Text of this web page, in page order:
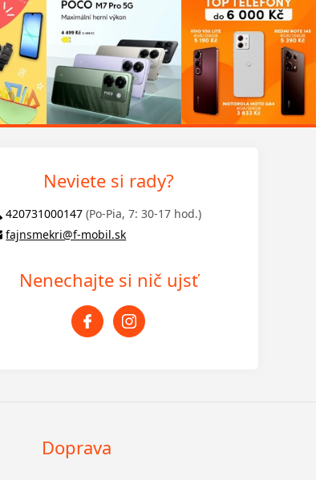
Neviete si rady?
420731000147 (Po-Pia, 7: 30-17 hod.)
fajnsmekri@f-mobil.sk
Nenechajte si nič ujsť
Doprava